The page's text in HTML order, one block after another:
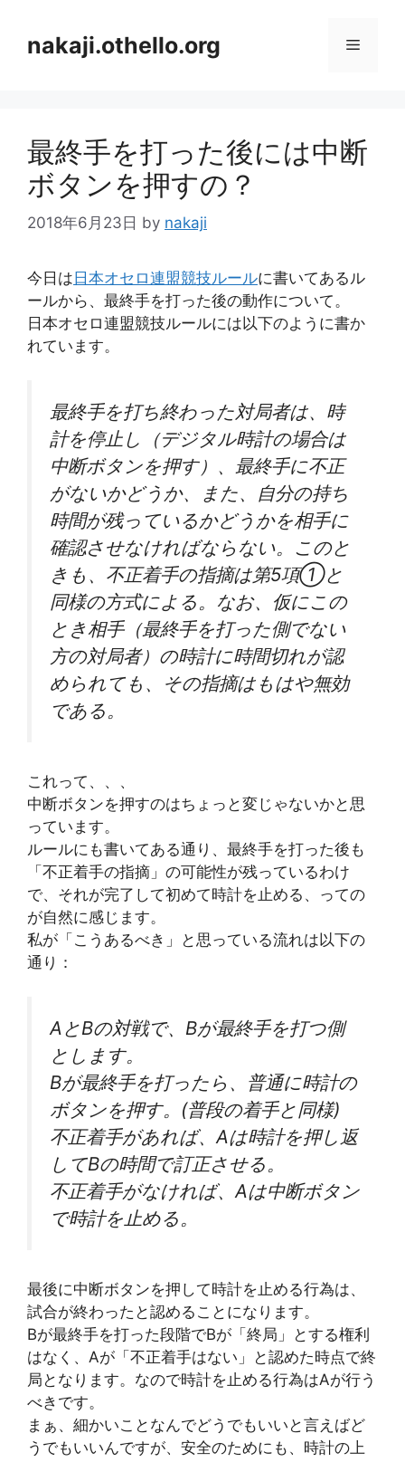
nakaji.othello.org メ
ュ
最終手を打った後には中断
ボタンを押すの？
2018年6月23日 by nakaji
今日は日本オセロ連盟競技ルールに書いてあるル
ールから、最終手を打った後の動作について。
日本オセロ連盟競技ルールには以下のように書か
れています。
最終手を打ち終わった対局者は、時
計を停止し（デジタル時計の場合は
中断ボタンを押す）、最終手に不正
がないかどうか、また、自分の持ち
時間が残っているかどうかを相手に
確認させなければならない。このと
きも、不正着手の指摘は第5項①と
同様の方式による。なお、仮にこの
とき相手（最終手を打った側でない
方の対局者）の時計に時間切れが認
められても、その指摘はもはや無効
である。
これって、、、
中断ボタンを押すのはちょっと変じゃないかと思
っています。
ルールにも書いてある通り、最終手を打った後も
「不正着手の指摘」の可能性が残っているわけ
で、それが完了して初めて時計を止める、っての
が自然に感じます。
私が「こうあるべき」と思っている流れは以下の
通り：
AとBの対戦で、Bが最終手を打つ側
とします。
Bが最終手を打ったら、普通に時計の
ボタンを押す。(普段の着手と同様)
不正着手があれば、Aは時計を押し返
してBの時間で訂正させる。
不正着手がなければ、Aは中断ボタン
で時計を止める。
最後に中断ボタンを押して時計を止める行為は、
試合が終わったと認めることになります。
Bが最終手を打った段階でBが「終局」とする権利
はなく、Aが「不正着手はない」と認めた時点で終
局となります。なので時計を止める行為はAが行う
べきです。
まぁ、細かいことなんでどうでもいいと言えばど
うでもいいんですが、安全のためにも、時計の上